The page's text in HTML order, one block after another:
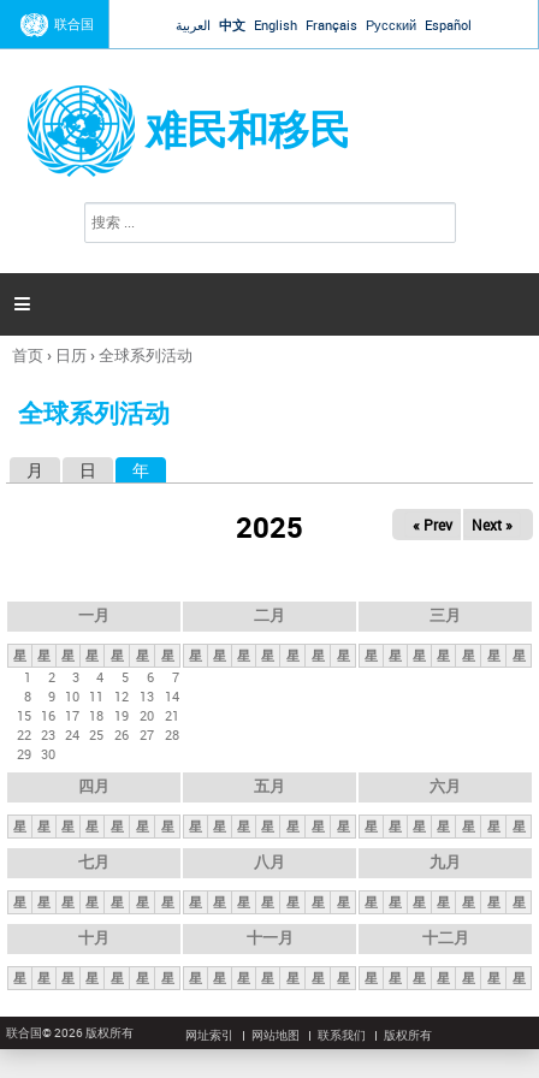
Jump to navigation
联合国 العربية 中文 English Français Русский Español
难民和移民
搜
索

你
这
首页› 日历›全球系列活动
全球系列活动
月 日 年
2025 « Prev Next »
一月
星 星 星 星 星 星
星
1
2 3 4 5 6
7
8
9 10 11 12 13
14
15 16 17 18 19 20 21
22 23 24 25 26 27 28
29 30
二月
星 星 星 星 星 星 星
三月
星 星 星 星 星 星 星
四月
星 星 星 星 星 星 星
五月
星 星 星 星 星 星 星
六月
星 星 星 星 星 星 星
七月
星 星 星 星 星 星 星
八月
星 星 星 星 星 星 星
九月
星 星 星 星 星 星 星
十月
星 星 星 星 星 星 星
十一月
星 星 星 星 星 星 星
十二月
星 星 星 星 星 星 星
联合国© 2026 版权所有 网址索引 网站地图 联系我们 版权所有